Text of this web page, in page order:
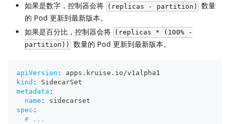
如果是数字，控制器会将 (replicas - partition)
数量
的 Pod 更新到最新版本。
如果是百分比，控制器会将 (replicas * (100% -
partition))
数量的 Pod 更新到最新版本。
apiVersion :
apps.kruise.io/v1alpha1
kind :
SidecarSet
metadata :
name :
sidecarset
spec :
# ...